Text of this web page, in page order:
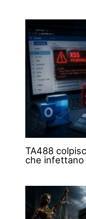
TA488
che infettano